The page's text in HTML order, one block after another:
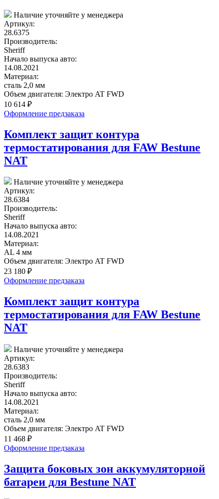
Наличие уточняйте у менеджера
Артикул:
28.6375
Производитель:
Sheriff
Начало выпуска авто:
14.08.2021
Материал:
сталь 2,0 мм
Объем двигателя: Электро AT FWD
10 614 ₽
Оформление предзаказа
Комплект защит контура
термостатирования для FAW Bestune
NAT
Наличие уточняйте у менеджера
Артикул:
28.6384
Производитель:
Sheriff
Начало выпуска авто:
14.08.2021
Материал:
AL 4 мм
Объем двигателя: Электро AT FWD
23 180 ₽
Оформление предзаказа
Комплект защит контура
термостатирования для FAW Bestune
NAT
Наличие уточняйте у менеджера
Артикул:
28.6383
Производитель:
Sheriff
Начало выпуска авто:
14.08.2021
Материал:
сталь 2,0 мм
Объем двигателя: Электро AT FWD
11 468 ₽
Оформление предзаказа
Защита боковых зон аккумуляторной
батареи для Bestune NAT